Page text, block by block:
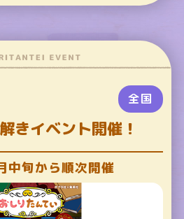
全国
きイベント開催！
中旬から順次開催